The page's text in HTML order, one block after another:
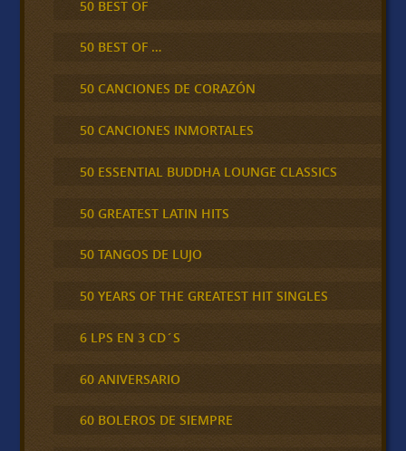
50 BEST OF
50 BEST OF …
50 CANCIONES DE CORAZÓN
50 CANCIONES INMORTALES
50 ESSENTIAL BUDDHA LOUNGE CLASSICS
50 GREATEST LATIN HITS
50 TANGOS DE LUJO
50 YEARS OF THE GREATEST HIT SINGLES
6 LPS EN 3 CD´S
60 ANIVERSARIO
60 BOLEROS DE SIEMPRE